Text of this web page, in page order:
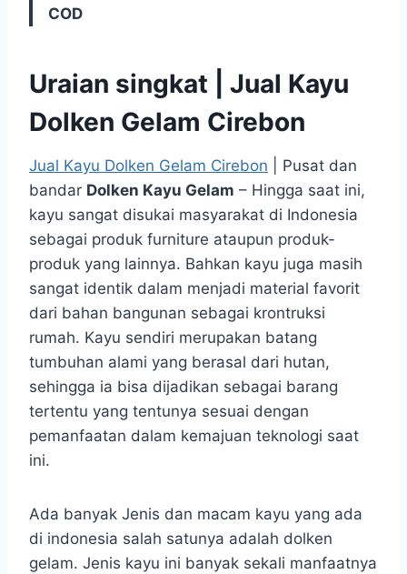
COD
Uraian singkat | Jual Kayu
Dolken Gelam Cirebon
Jual Kayu Dolken Gelam Cirebon | Pusat dan
bandar Dolken Kayu Gelam – Hingga saat ini,
kayu sangat disukai masyarakat di Indonesia
sebagai produk furniture ataupun produk-
produk yang lainnya. Bahkan kayu juga masih
sangat identik dalam menjadi material favorit
dari bahan bangunan sebagai krontruksi
rumah. Kayu sendiri merupakan batang
tumbuhan alami yang berasal dari hutan,
sehingga ia bisa dijadikan sebagai barang
tertentu yang tentunya sesuai dengan
pemanfaatan dalam kemajuan teknologi saat
ini.
Ada banyak Jenis dan macam kayu yang ada
di indonesia salah satunya adalah dolken
gelam. Jenis kayu ini banyak sekali manfaatnya